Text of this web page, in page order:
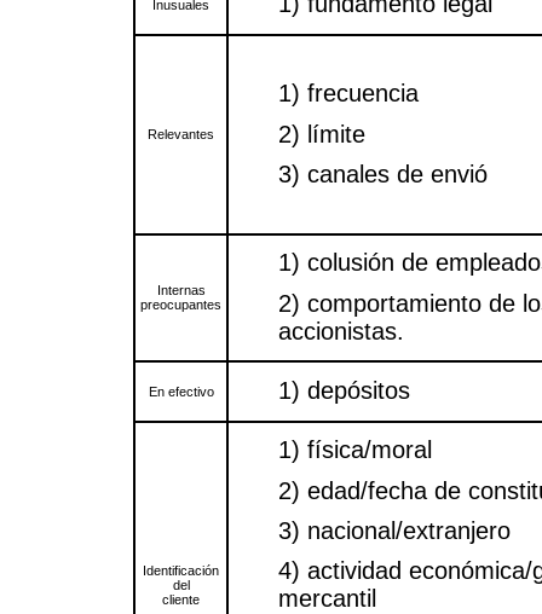
Inusuales
Relevantes
1) frecuencia
2) límite
3) canales de envió
Internas
preocupantes
1) colusión de
2) comportamiento de
accionistas.
En efectivo 1) depósitos
Identificación
del
cliente
1) física/moral
2) edad/fecha de
3) nacional/extranjero
4) actividad económica/
mercantil